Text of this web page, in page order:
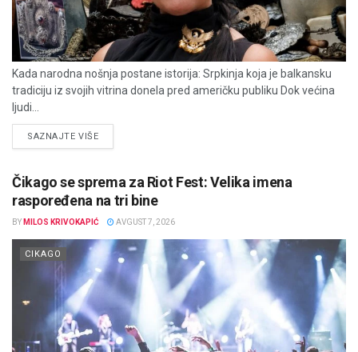
Kada narodna nošnja postane istorija: Srpkinja koja je balkansku
tradiciju iz svojih vitrina donela pred američku publiku Dok većina
ljudi...
SAZNAJTE VIŠEDETAILS
Čikago se sprema za Riot Fest: Velika imena
raspoređena na tri bine
BY MILOS KRIVOKAPIĆ AVGUST 7, 2026
CIKAGO